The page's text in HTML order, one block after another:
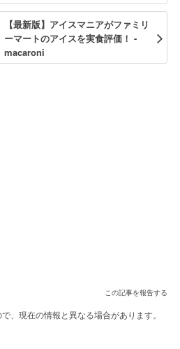
【最新版】アイスマニアがファミリ
ーマートのアイスを実食評価！ -
macaroni
この記事を報告する
、現在の情報と異なる場合があります。